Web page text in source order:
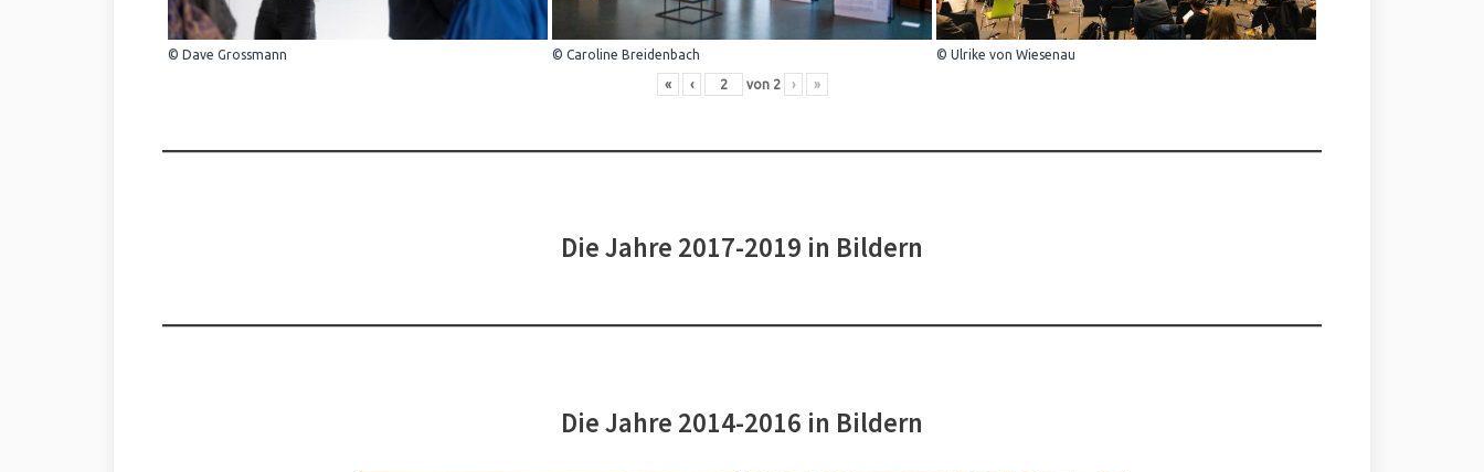
© Dave Grossmann © Caroline Breidenbach © Ulrike von Wiesenau
« ‹ von 2 › »
Die Jahre 2017-2019 in Bildern
Die Jahre 2014-2016 in Bildern